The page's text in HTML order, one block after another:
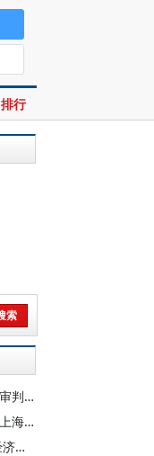
排行
张军：以高质量党建引领推动新时代审判工作高质量发展
张军：经济转型与制度型开放——以上海为例
张军 邓燕飞：新发展阶段健全宏观经济治理体系：理论内涵、现实挑战与完善路径